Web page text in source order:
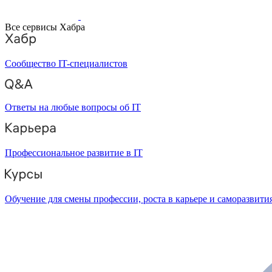
Все сервисы Хабра
Сообщество IT-специалистов
Ответы на любые вопросы об IT
Профессиональное развитие в IT
Обучение для смены профессии, роста в карьере и